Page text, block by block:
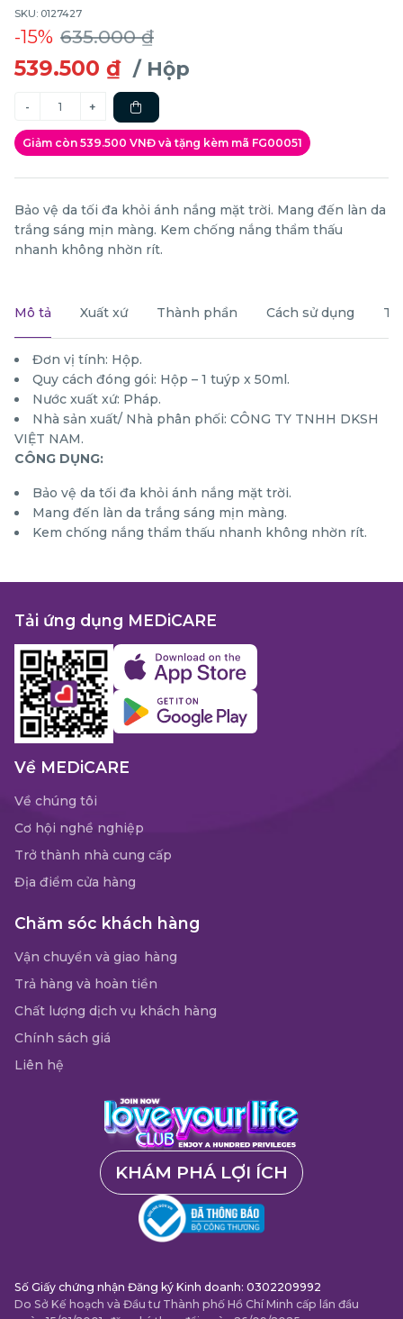
SKU: 0127427
-15% 635.000 ₫
539.500 ₫ / Hộp
Giảm còn 539.500 VNĐ và tặng kèm mã FG00051
Bảo vệ da tối đa khỏi ánh nắng mặt trời. Mang đến làn da
trắng sáng mịn màng. Kem chống nắng thẩm thấu
nhanh không nhờn rít.
Mô tả Xuất xứ Thành phần Cách sử dụng
Đơn vị tính: Hộp.
Quy cách đóng gói: Hộp – 1 tuýp x 50ml.
Nước xuất xứ: Pháp.
Nhà sản xuất/ Nhà phân phối: CÔNG TY TNHH DKSH
VIỆT NAM.
CÔNG DỤNG:
Bảo vệ da tối đa khỏi ánh nắng mặt trời.
Mang đến làn da trắng sáng mịn màng.
Kem chống nắng thẩm thấu nhanh không nhờn rít.
Tải ứng dụng MEDiCARE
Về MEDiCARE
Về chúng tôi
Cơ hội nghề nghiệp
Trở thành nhà cung cấp
Địa điểm cửa hàng
Chăm sóc khách hàng
Vận chuyển và giao hàng
Trả hàng và hoàn tiền
Chất lượng dịch vụ khách hàng
Chính sách giá
Liên hệ
KHÁM PHÁ LỢI ÍCH
Số Giấy chứng nhận Đăng ký Kinh doanh: 0302209992
Do Sở Kế hoạch và Đầu tư Thành phố Hồ Chí Minh cấp lần đầu